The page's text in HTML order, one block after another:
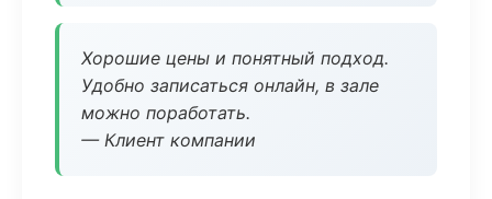
Хорошие цены и понятный подход.
Удобно записаться онлайн, в зале
можно поработать.
— Клиент компании